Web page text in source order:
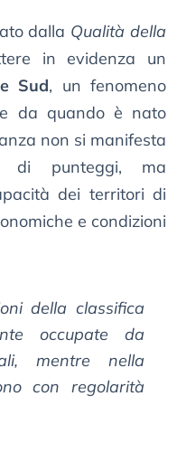
dalla Qualità della
in evidenza un
Sud, un fenomeno
da quando è nato
non si manifesta
di punteggi, ma
dei territori di
e condizioni
della classifica
occupate da
mentre nella
con regolarità